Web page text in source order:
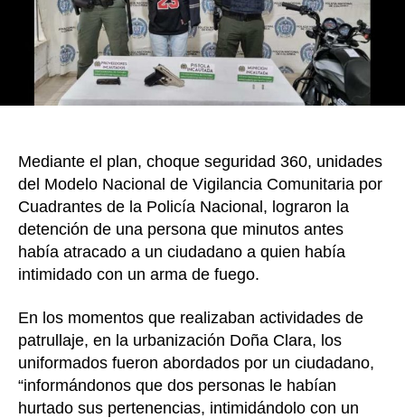
Mediante el plan, choque seguridad 360, unidades
del Modelo Nacional de Vigilancia Comunitaria por
Cuadrantes de la Policía Nacional, lograron la
detención de una persona que minutos antes
había atracado a un ciudadano a quien había
intimidado con un arma de fuego.
En los momentos que realizaban actividades de
patrullaje, en la urbanización Doña Clara, los
uniformados fueron abordados por un ciudadano,
“informándonos que dos personas le habían
hurtado sus pertenencias, intimidándolo con un